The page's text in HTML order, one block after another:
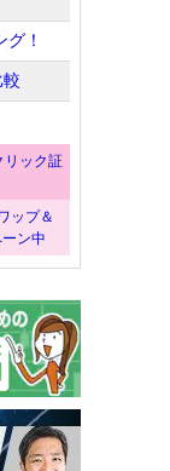
！
リック証
ップ＆
ン中